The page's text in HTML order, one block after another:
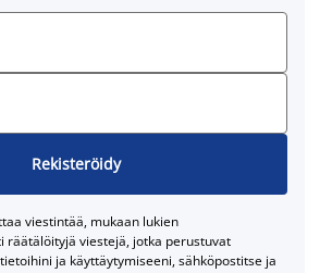
Rekisteröidy
viestintää, mukaan lukien
räätälöityjä viestejä, jotka perustuvat
ja käyttäytymiseeni, sähköpostitse ja